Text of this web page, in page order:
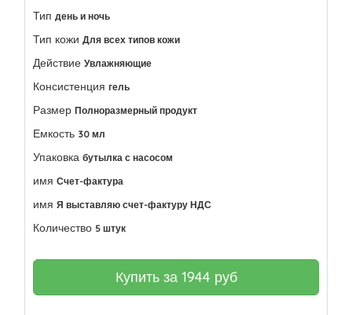
Тип день и ночь
Тип кожи Для всех типов кожи
Действие Увлажняющие
Консистенция гель
Размер Полноразмерный продукт
Емкость 30 мл
Упаковка бутылка с насосом
имя Счет-фактура
имя Я выставляю счет-фактуру НДС
Количество 5 штук
Купить за 1944 руб